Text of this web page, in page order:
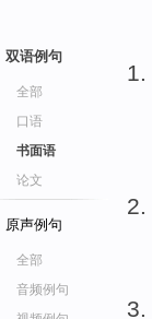
双语例句
全部
口语
书面语
论文
原声例句
全部
音频例句